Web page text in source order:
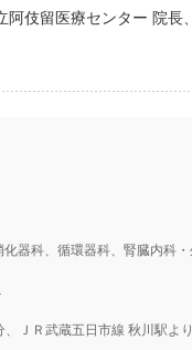
阿伎留医療センター 院
器科、循環器科、腎臓内科
ＪＲ武蔵五日市線 秋川駅